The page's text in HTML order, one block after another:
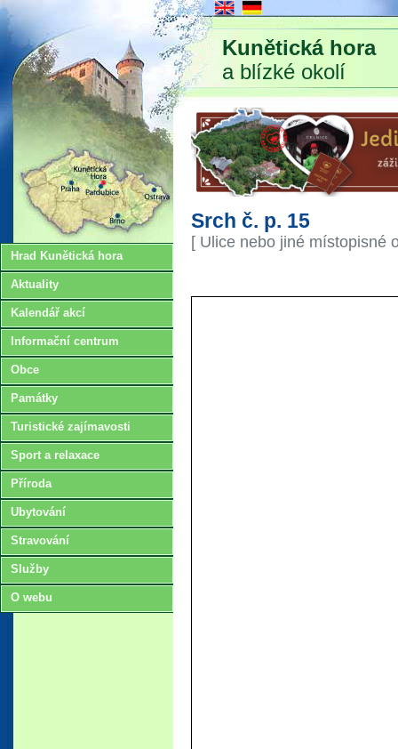
Kunětická hora
a blízké okolí
Hrad Kunětická hora
Aktuality
Kalendář akcí
Informační centrum
Obce
Památky
Turistické zajímavosti
Sport a relaxace
Příroda
Ubytování
Stravování
Služby
O webu
Srch č. p. 15
[ Ulice nebo jiné místopisné